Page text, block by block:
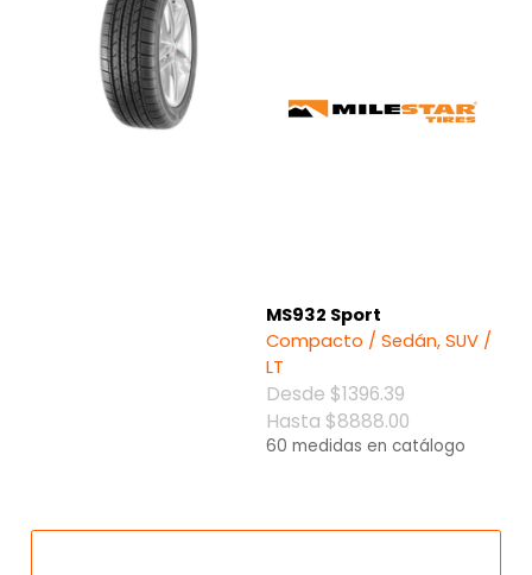
MS932 Sport
Compacto / Sedán, SUV /
LT
Desde $1396.39
Hasta $8888.00
60 medidas en catálogo
Regístrate
Inicia sesión